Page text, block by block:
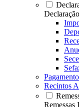
Recintos
Remessas